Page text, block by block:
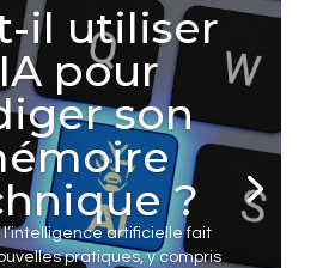
il utiliser
pour
son
?
l’intelligence artificielle fait
pratiques, y compris